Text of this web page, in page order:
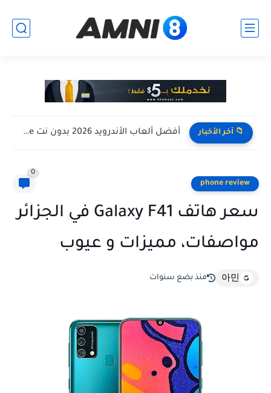
📁 آخر الأخبار افضل تجميعة كمبيوتر للالعاب بأرخص سعر ممكن ! تجميعة Pc...
phone review
0
سعر هاتف Galaxy F41 في الجزائر
مواصفات، مميزات و عيوب
아민 منذ بضع سنوات